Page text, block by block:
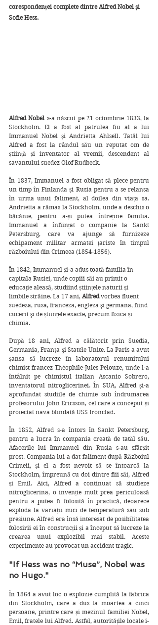
corespondenței complete dintre Alfred Nobel și
Sofie Hess.
Alfred Nobel s-a născut pe 21 octombrie 1833, la
Stockholm. El a fost al patrulea fiu al a lui
Immanuel Nobel și Andrietta Ahlsell. Tatăl lui
Alfred a fost la rândul său un reputat om de
știință și inventator al vremii, descendent al
savantului suedez Olof Rudbeck.
În 1837, Immanuel a fost obligat să plece pentru
un timp în Finlanda și Rusia pentru a se relansa
în urma unui faliment, al doilea din viața sa.
Andrietta a rămas la Stockholm, unde a deschis o
băcănie, pentru a-și putea întreține familia.
Immanuel a înființat o companie la Sankt
Petersburg, care va ajunge să furnizeze
echipament militar armatei țariste în timpul
războiului din Crimeea (1854-1856).
În 1842, Immanuel și-a adus toată familia în
capitala Rusiei, unde copiii săi au primit o
educație aleasă, studiind științele naturii și
limbile străine. La 17 ani, Alfred vorbea fluent
suedeza, rusa, franceza, engleza şi germana, fiind
cucerit şi de științele exacte, precum fizica și
chimia.
După 18 ani, Alfred a călătorit prin Suedia,
Germania, Franţa şi Statele Unite. La Paris a avut
șansa să lucreze în laboratorul renumitului
chimist francez Théophile-Jules Pelouze, unde l-a
întâlnit pe chimistul italian Ascanio Sobrero,
inventatorul nitroglicerinei. În SUA, Alfred și-a
aprofundat studiile de chimie sub îndrumarea
profesorului John Ericsson, cel care a conceput și
proiectat nava blindată USS Ironclad.
În 1852, Alfred s-a întors în Sankt Petersburg,
pentru a lucra în compania creată de tatăl său.
Afacerile lui Immanuel din Rusia s-au sfârșit
prost. Compania lui a dat faliment după Războiul
Crimeii, și el a fost nevoit să se întoarcă la
Stockholm, împreună cu doi dintre fiii săi, Alfred
și Emil. Aici, Alfred a continuat să studieze
nitroglicerina, o invenție mult prea periculoasă
pentru a putea fi folosită în practică, deoarece
exploda la variaţii mici de temperatură sau sub
presiune. Alfred era însă interesat de posibilitatea
folosirii ei în construcții și a început să lucreze la
crearea unui explozibil mai stabil. Aceste
experimente au provocat un accident tragic.
"If Hess was no “Muse”, Nobel was
no Hugo."
În 1864 a avut loc o explozie cumplită la fabrica
din Stockholm, care a dus la moartea a cinci
persoane, printre care și mezinul familiei Nobel,
Emil, fratele lui Alfred. Astfel, autoritățile locale i-